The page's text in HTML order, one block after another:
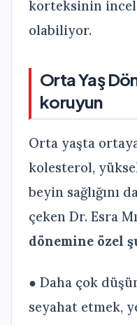
korteksinin
olabiliyor.
Orta Yaş
koruyun
Orta yaşta
kolesterol,
beyin sağlığını
çeken Dr. Esra
dönemine özel
● Daha çok
seyahat etmek,